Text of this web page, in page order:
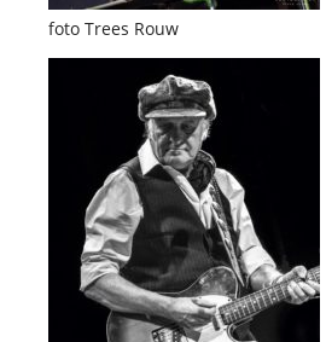
foto Trees Rouw